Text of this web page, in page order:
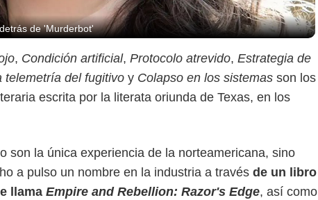
de 'Murderbot'
, Condición artificial, Protocolo atrevido, Estrategia de
telemetría del fugitivo y Colapso en los sistemas son los
escrita por la literata oriunda de Texas, en los
son la única experiencia de la norteamericana, sino
a pulso un nombre en la industria a través de un libro
llama Empire and Rebellion: Razor's Edge, así como